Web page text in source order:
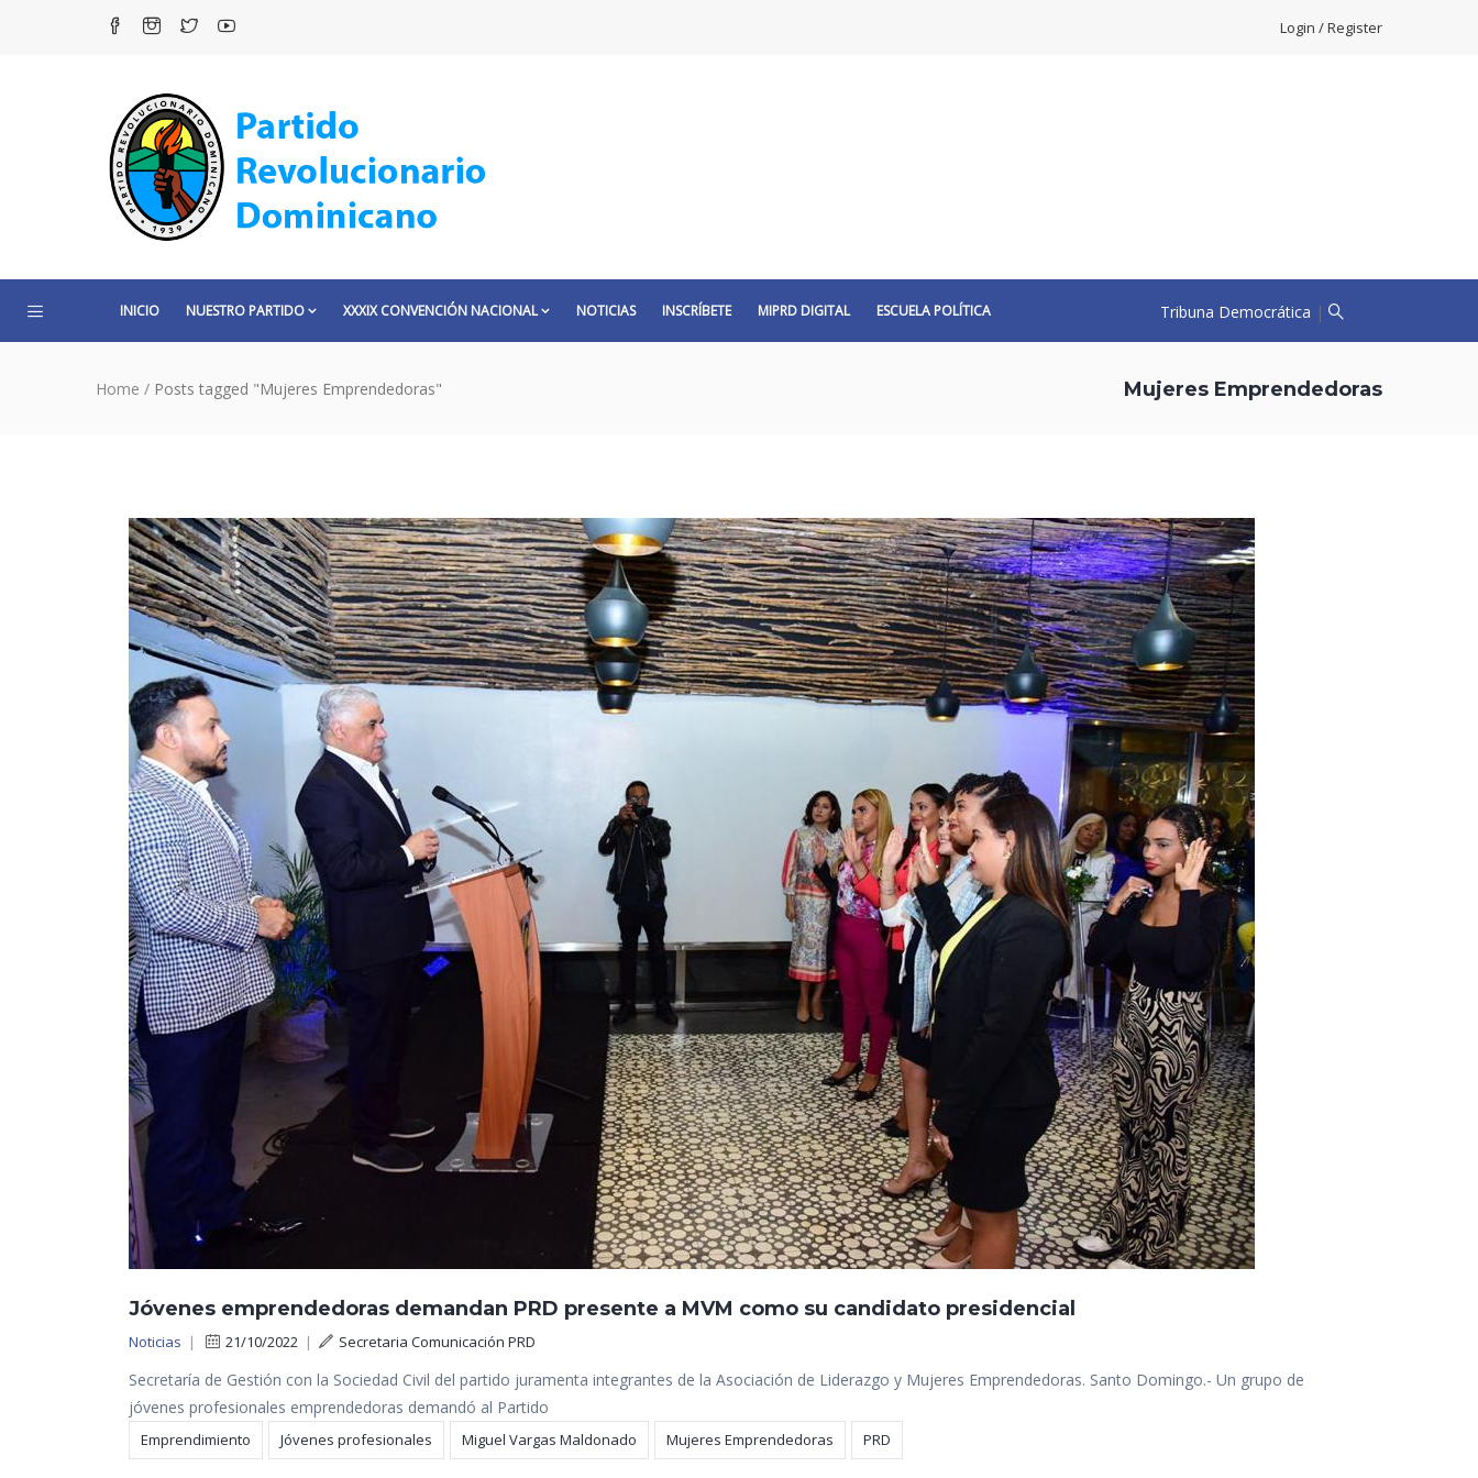
Login / Register
INICIO NUESTRO PARTIDO XXXIX CONVENCIÓN NACIONAL NOTICIAS INSCRÍBETE MIPRD DIGITAL ESCUELA POLÍTICA Tribuna Democrática |
Mujeres Emprendedoras
Home / Posts tagged "Mujeres Emprendedoras"
Jóvenes emprendedoras demandan PRD presente a MVM como su candidato presidencial
Noticias | 21/10/2022 | Secretaria Comunicación PRD
Secretaría de Gestión con la Sociedad Civil del partido juramenta integrantes de la Asociación de Liderazgo y Mujeres Emprendedoras. Santo Domingo.- Un grupo de
jóvenes profesionales emprendedoras demandó al Partido
Emprendimiento Jóvenes profesionales Miguel Vargas Maldonado Mujeres Emprendedoras PRD